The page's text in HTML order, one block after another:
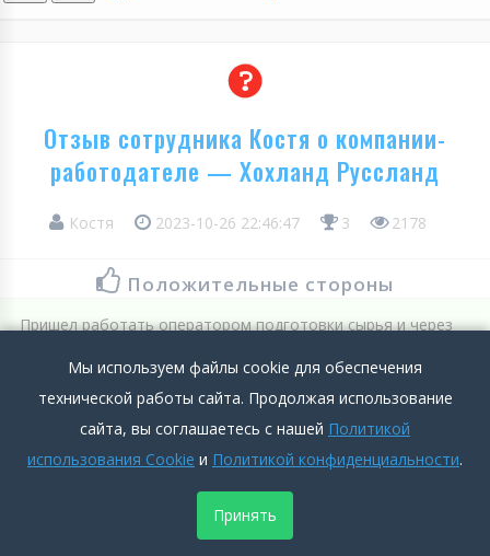
Отзыв сотрудника Костя о компании-
работодателе — Хохланд Руссланд
Костя 2023-10-26 22:46:47 3 2178
Положительные стороны
Пришел работать оператором подготовки сырья и через
Подробнее >>
Пришел работать оператором подготовки сырья и через
Мы используем файлы cookie для обеспечения
технической работы сайта. Продолжая использование
сайта, вы соглашаетесь с нашей Политикой
использования Cookie и Политикой конфиденциальности.
Принять